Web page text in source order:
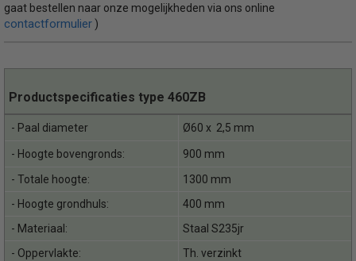
gaat bestellen naar onze mogelijkheden via ons online
contactformulier )
Productspecificaties type 460ZB
- Paal diameter Ø60 x 2,5 mm
- Hoogte bovengronds:
900 mm
- Totale hoogte:
1300 mm
- Hoogte grondhuls:
400 mm
- Materiaal:
Staal S235jr
- Oppervlakte:
Th. verzinkt